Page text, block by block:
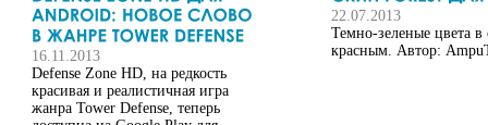
16.11.2013
Defense Zone HD, на редкость
красивая и реалистичная игра
жанра Tower Defense, теперь
22.07.2013
Темно-зеленые цвета в
красным. Автор: